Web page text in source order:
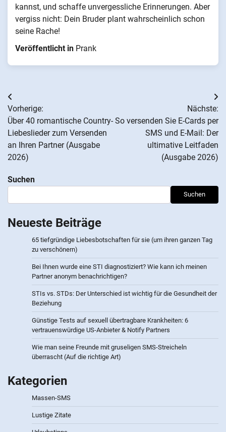
kannst, und schaffe unvergessliche Erinnerungen. Aber
vergiss nicht: Dein Bruder plant wahrscheinlich schon
seine Rache!
Veröffentlicht in Prank
Beitrags-
Navigation
Vorherige:
Über 40 romantische Country-
Liebeslieder zum Versenden
an Ihren Partner (Ausgabe
2026)
Nächste:
So versenden Sie E-Cards per
SMS und E-Mail: Der
ultimative Leitfaden
(Ausgabe 2026)
Suchen
Suchen
Neueste Beiträge
65 tiefgründige Liebesbotschaften für sie (um ihren ganzen Tag
zu verschönern)
Bei Ihnen wurde eine STI diagnostiziert? Wie kann ich meinen
Partner anonym benachrichtigen?
STIs vs. STDs: Der Unterschied ist wichtig für die Gesundheit der
Beziehung
Günstige Tests auf sexuell übertragbare Krankheiten: 6
vertrauenswürdige US-Anbieter & Notify Partners
Wie man seine Freunde mit gruseligen SMS-Streicheln
überrascht (Auf die richtige Art)
Kategorien
Massen-SMS
Lustige Zitate